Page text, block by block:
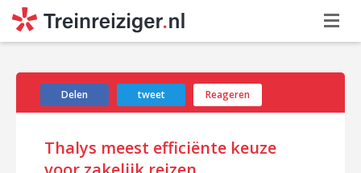
Delen tweet Reageren
Thalys meest efficiënte keuze